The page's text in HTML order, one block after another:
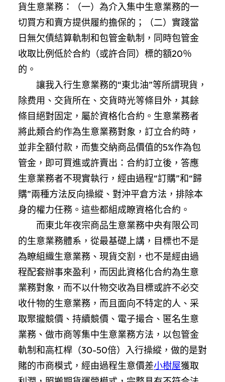
貨生意業務：（一）為介入集中生意業務的一
切買方和賣方提供履約擔保的；（二）實踐當
日無欠債結算軌制和包管金軌制，同時包管金
收取比例低於合約（或許合同）標的額20％
的。
讓我入行生意業務的“東北油”等所謂現貨，
除费用、交貨所在、交貨時光等條目外，其餘
條目絕對固定，屬於資格化合約。生意業務者
將此類合約作為生意業務對象，訂立合約時，
並非全額付款，而隻交納商品價值的5%作為包
管金，即可買進或許賣出：合約訂立後，答應
生意業務者不現實執行，經由過程“訂購”和“歸
購”兩種方法反向操縱、對沖平倉方法，排除本
身的權力任務。這些都組成瞭資格化合約。
而東北年夜宗商品生意業務中央有限公司
的生意業務體系，從最基礎上講，目標也不是
為瞭組織生意業務、現貨交割，也不是經由過
程配套辦事來盈利，而因此資格化合約為生意
業務對象，而不以什物交收為目標或許不必交
收什物的生意業務，而且面向不特定的人、采
取聚攏競價、持續競價、電子撮合、匿名生意
業務、做市商等集中生意業務方法，以包管金
軌制和高杠桿（30-50倍）入行操縱，做的是對
賭的市商模式，經由過程生意價差小樹屋獲取